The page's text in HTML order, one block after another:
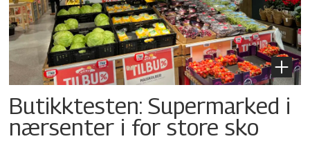
Butikktesten: Supermarked i
nærsenter i for store sko